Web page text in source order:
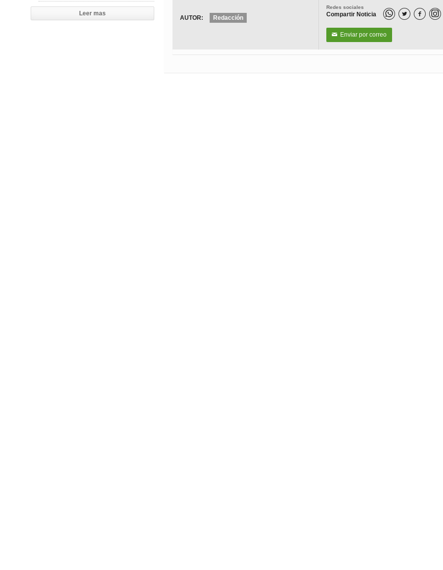
Redes sociales
Compartir Noticia  
✉ Enviar por correo
AUTOR: Redacción
Leer mas